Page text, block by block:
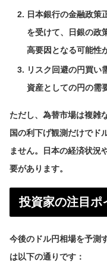
日本銀行の金融政策
を受けて、日銀の政
高要因となる可能性
リスク回避の円買い
資産としての円の需
ただし、為替市場は複雑
国の利下げ観測だけでド
ません。日本の経済状況
要があります。
投資家の注目ポ
今後のドル円相場を予測
は以下の通りです：